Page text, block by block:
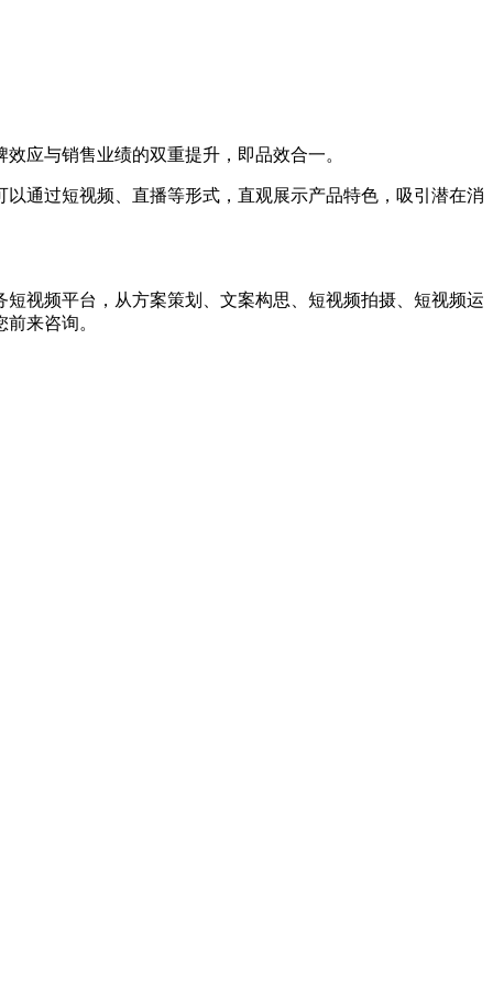
应与销售业绩的双重提升，即品效合一。
通过短视频、直播等形式，直观展示产品特色，吸引潜在消
视频平台，从方案策划、文案构思、短视频拍摄、短视频运
来咨询。